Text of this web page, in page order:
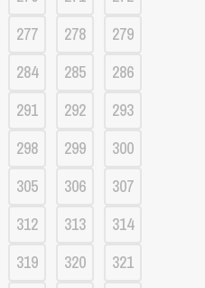
277 278
279
284 285
286
291 292
293
298 299
300
305 306
307
312 313
314
319 320
321